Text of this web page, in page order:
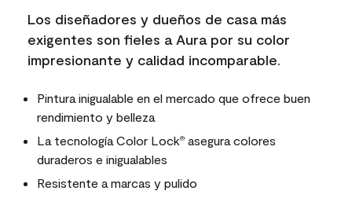
Los diseñadores y dueños de casa más
exigentes son fieles a Aura por su color
impresionante y calidad incomparable.
Pintura inigualable en el mercado que ofrece buen
rendimiento y belleza
La tecnología Color Lock® asegura colores
duraderos e inigualables
Resistente a marcas y pulido